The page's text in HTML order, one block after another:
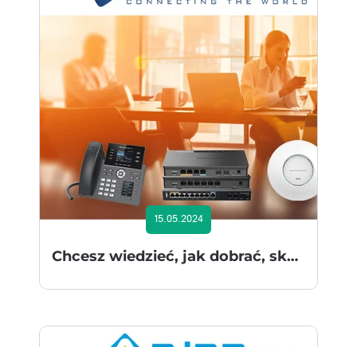
15.05.2024
Chcesz wiedzieć, jak dobrać, skonfigurować i wdrożyć urządzania VoIP i WiFi u klienta? Jeśli tak, to warsztat Grandstream jest dla Ciebie